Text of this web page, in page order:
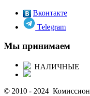
Вконтакте
Telegram
Мы принимаем
НАЛИЧНЫЕ
© 2010 - 2024